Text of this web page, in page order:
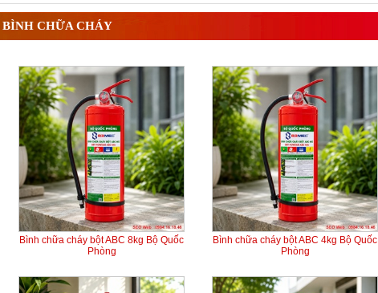
BÌNH CHỮA CHÁY
Bình chữa cháy bột ABC 8kg Bộ Quốc
Phòng
Bình chữa cháy bột ABC 4kg Bộ Quốc
Phòng